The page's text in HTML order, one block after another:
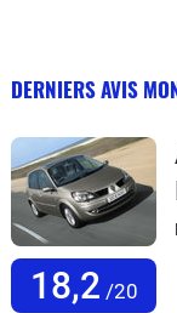
DERNIERS AVIS
18,2 /20